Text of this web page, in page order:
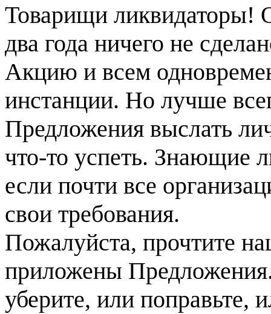
Товарищи ликвидаторы!
два года ничего не
Акцию и всем
инстанции. Но лучше
Предложения выслать
что-то успеть. Знающие
если почти все
свои требования.
Пожалуйста, прочтите
приложены Предложения.
уберите, или поправьте,